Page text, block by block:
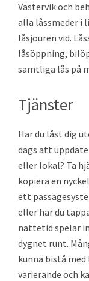
Västervik och
alla låssmeder i
låsjouren vid.
låsöppning,
samtliga lås på
Tjänster
Har du låst dig
dags att
eller lokal? Ta
kopiera en
ett
eller har du
nattetid spelar
dygnet runt.
kunna bistå
varierande och